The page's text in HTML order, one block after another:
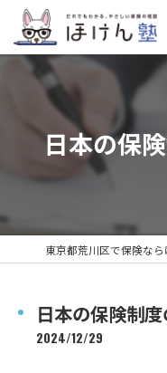
日本の保
日本の保険制
2024/12/29